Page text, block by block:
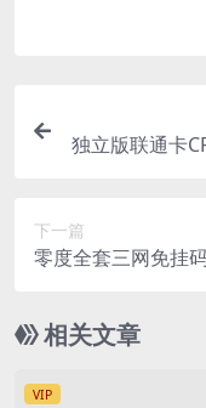
独立版联通卡
下一篇
零度全套三网免挂
相关文章
VIP